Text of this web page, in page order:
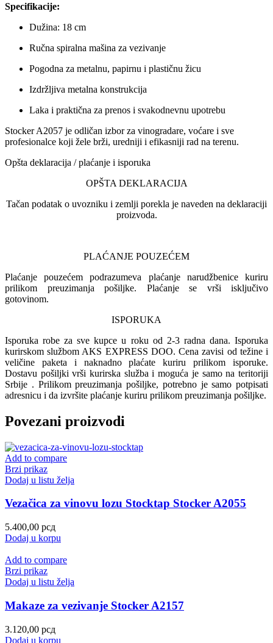
Specifikacije:
Dužina: 18 cm
Ručna spiralna mašina za vezivanje
Pogodna za metalnu, papirnu i plastičnu žicu
Izdržljiva metalna konstrukcija
Laka i praktična za prenos i svakodnevnu upotrebu
Stocker A2057 je odličan izbor za vinogradare, voćare i sve
profesionalce koji žele brži, uredniji i efikasniji rad na terenu.
Opšta deklaracija / plaćanje i isporuka
OPŠTA DEKLARACIJA
Tačan podatak o uvozniku i zemlji porekla je naveden na deklaraciji
proizvoda.
PLAĆANJE POUZEĆEM
Plaćanje pouzećem podrazumeva plaćanje narudžbenice kuriru
prilikom preuzimanja pošiljke. Plaćanje se vrši isključivo
gotovinom.
ISPORUKA
Isporuka robe za sve kupce u roku od 2-3 radna dana. Isporuka
kurirskom službom AKS EXPRESS DOO. Cena zavisi od težine i
veličine paketa i naknadno plaćate kuriru prilikom isporuke.
Dostavu pošiljki vrši kurirska služba i moguća je samo na teritoriji
Srbije . Prilikom preuzimanja pošiljke, potrebno je samo potpisati
adresnicu i da izvršite plaćanje kuriru prilikom preuzimanja pošiljke.
Povezani proizvodi
Add to compare
Brzi prikaz
Dodaj u listu želja
Vezačica za vinovu lozu Stocktap Stocker A2055
5.400,00 рсд
Dodaj u korpu
Add to compare
Brzi prikaz
Dodaj u listu želja
Makaze za vezivanje Stocker A2157
3.120,00 рсд
Dodaj u korpu